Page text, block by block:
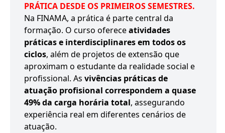
PRÁTICA DESDE OS PRIMEIROS SEMESTRES.
Na FINAMA, a prática é parte central da
formação. O curso ofereceatividades
práticas e interdisciplinares em todos os
ciclos, além de projetos de extensão que
aproximam o estudante da realidade social e
profissional. As vivências práticas de
atuação profisional correspondem a quase
49% da carga horária total, assegurando
experiência real em diferentes cenários de
atuação.